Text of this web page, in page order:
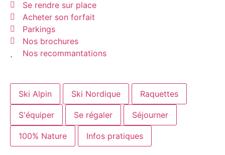
Se rendre sur place
Acheter son forfait
Parkings
Nos brochures
Nos recommantations
Ski Alpin Ski Nordique Raquettes
S'équiper Se régaler Séjourner
100% Nature Infos pratiques